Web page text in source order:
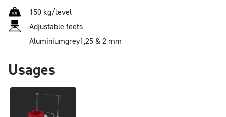
150 kg/level
Adjustable feets
Aluminiumgrey1,25 & 2 mm
Usages